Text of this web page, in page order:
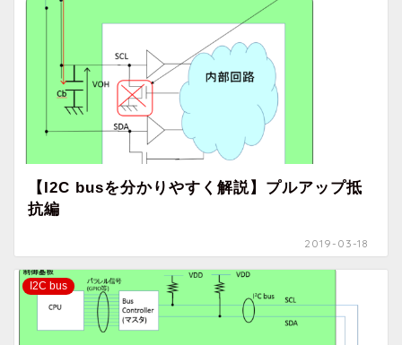
【I2C busを分かりやすく解説】プルアップ抵
抗編
2019-03-18
I2C bus